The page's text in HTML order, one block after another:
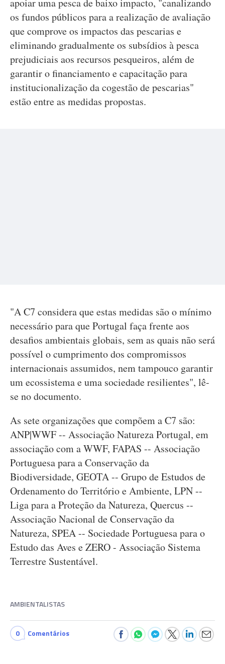
apoiar uma pesca de baixo impacto, "canalizando
os fundos públicos para a realização de avaliação
que comprove os impactos das pescarias e
eliminando gradualmente os subsídios à pesca
prejudiciais aos recursos pesqueiros, além de
garantir o financiamento e capacitação para
institucionalização da cogestão de pescarias"
estão entre as medidas propostas.
"A C7 considera que estas medidas são o mínimo
necessário para que Portugal faça frente aos
desafios ambientais globais, sem as quais não será
possível o cumprimento dos compromissos
internacionais assumidos, nem tampouco garantir
um ecossistema e uma sociedade resilientes", lê-
se no documento.
As sete organizações que compõem a C7 são:
ANP|WWF -- Associação Natureza Portugal, em
associação com a WWF, FAPAS -- Associação
Portuguesa para a Conservação da
Biodiversidade, GEOTA -- Grupo de Estudos de
Ordenamento do Território e Ambiente, LPN --
Liga para a Proteção da Natureza, Quercus --
Associação Nacional de Conservação da
Natureza, SPEA -- Sociedade Portuguesa para o
Estudo das Aves e ZERO - Associação Sistema
Terrestre Sustentável.
AMBIENTALISTAS
0 Comentários